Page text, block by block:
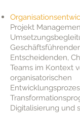
Projekt
Entscheidenden,
Teams im Kontext
organisatorischen
Digitalisierung und